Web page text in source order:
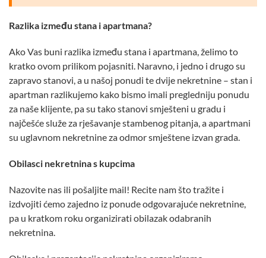
Razlika između stana i apartmana?
Ako Vas buni razlika između stana i apartmana, želimo to
kratko ovom prilikom pojasniti. Naravno, i jedno i drugo su
zapravo stanovi, a u našoj ponudi te dvije nekretnine – stan i
apartman razlikujemo kako bismo imali pregledniju ponudu
za naše klijente, pa su tako stanovi smješteni u gradu i
najčešće služe za rješavanje stambenog pitanja, a apartmani
su uglavnom nekretnine za odmor smještene izvan grada.
Obilasci nekretnina s kupcima
Nazovite nas ili pošaljite mail! Recite nam što tražite i
izdvojiti ćemo zajedno iz ponude odgovarajuće nekretnine,
pa u kratkom roku organizirati obilazak odabranih
nekretnina.